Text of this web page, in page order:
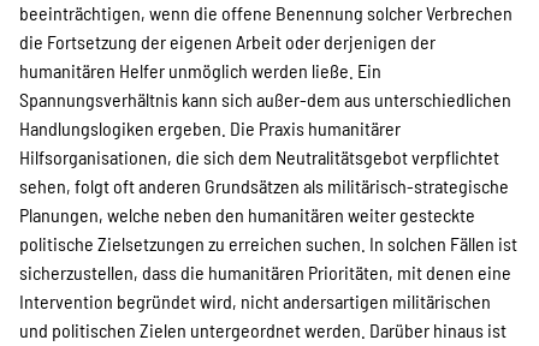
beeinträchtigen, wenn die offene Benennung solcher Verbrechen
die Fortsetzung der eigenen Arbeit oder derjenigen der
humanitären Helfer unmöglich werden ließe. Ein
Spannungsverhältnis kann sich außer-dem aus unterschiedlichen
Handlungslogiken ergeben. Die Praxis humanitärer
Hilfsorganisationen, die sich dem Neutralitätsgebot verpflichtet
sehen, folgt oft anderen Grundsätzen als militärisch-strategische
Planungen, welche neben den humanitären weiter gesteckte
politische Zielsetzungen zu erreichen suchen. In solchen Fällen ist
sicherzustellen, dass die humanitären Prioritäten, mit denen eine
Intervention begründet wird, nicht andersartigen militärischen
und politischen Zielen untergeordnet werden. Darüber hinaus ist